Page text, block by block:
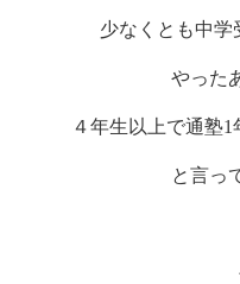
少なくとも中学
やった
４年生以上で通塾1
と言っ